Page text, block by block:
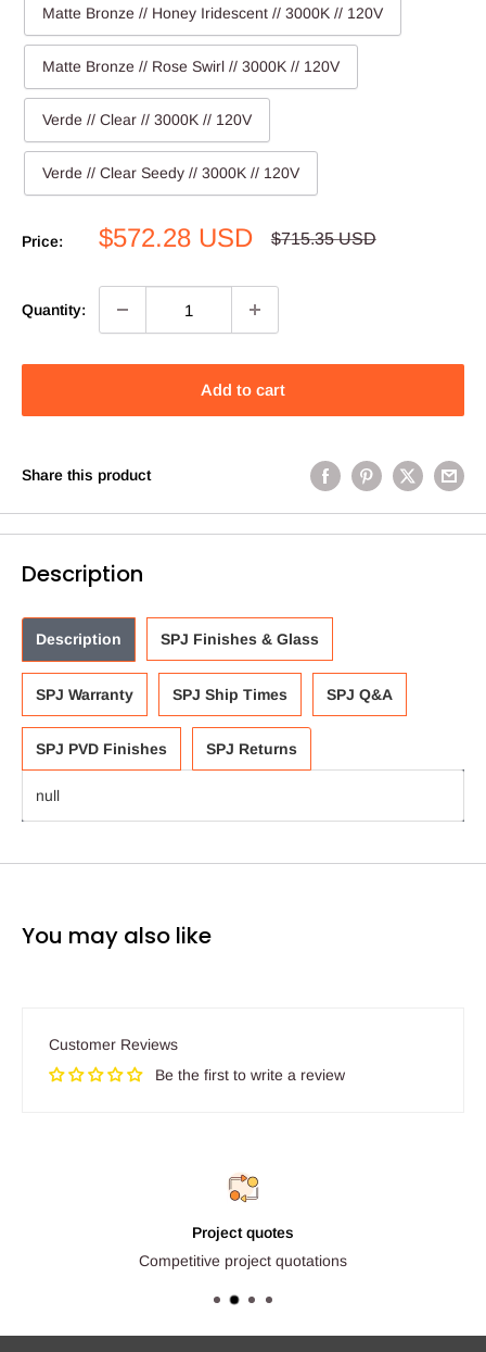
Matte Bronze // Honey Iridescent // 3000K // 120V
Matte Bronze // Rose Swirl // 3000K // 120V
Verde // Clear // 3000K // 120V
Verde // Clear Seedy // 3000K // 120V
Price:
Sale
$572.28 USD
Regular
$715.35 USD
Quantity:
Add to cart
Share this product
Description
Description SPJ Finishes & Glass
SPJ Warranty SPJ Ship Times SPJ Q&A
SPJ PVD Finishes SPJ Returns
null
You may also like
Customer Reviews
Be the first to write a review
Project quotes
Competitive project quotations